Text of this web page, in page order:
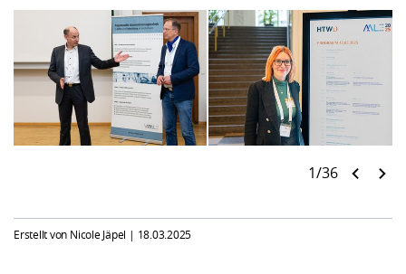
1/36
Erstellt von Nicole Jäpel | 18.03.2025